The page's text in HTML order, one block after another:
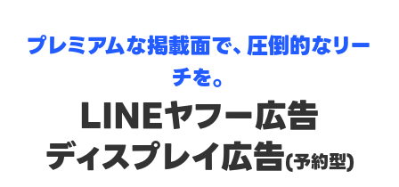
プレミアムな掲載面で、圧倒的なリー
チを。
LINEヤフー広告
ディスプレイ広告(予約型)